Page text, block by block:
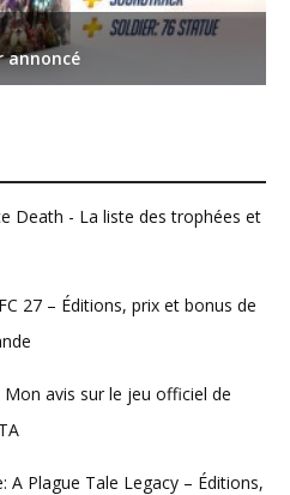
Death - La liste des trophées et
27 – Éditions, prix et bonus de
Mon avis sur le jeu officiel de
A Plague Tale Legacy – Éditions,